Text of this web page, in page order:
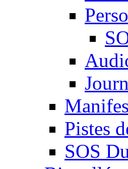
Pistes
SOS